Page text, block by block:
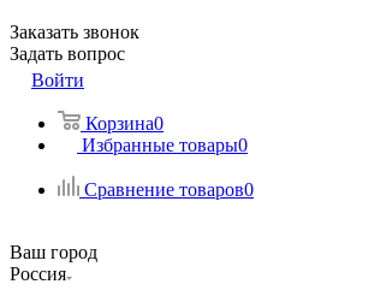
Заказать звонок
Задать вопрос
Войти
Корзина0
Избранные товары0
Сравнение товаров0
Ваш город
Россия